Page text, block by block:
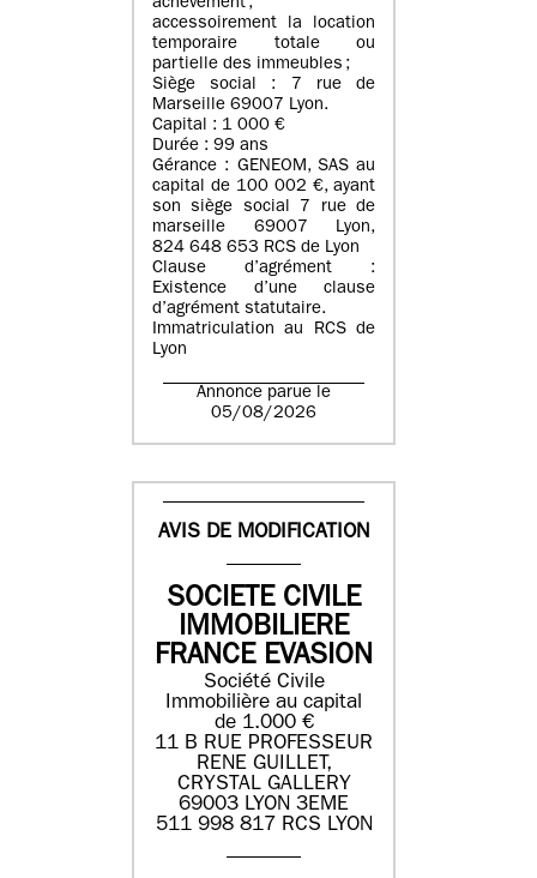
achèvement ;
accessoirement la location
temporaire totale ou
partielle des immeubles ;
Siège social : 7 rue de
Marseille 69007 Lyon.
Capital : 1 000 €
Durée : 99 ans
Gérance : GENEOM, SAS au
capital de 100 002 €, ayant
son siège social 7 rue de
marseille 69007 Lyon,
824 648 653 RCS de Lyon
Clause d’agrément :
Existence d’une clause
d’agrément statutaire.
Immatriculation au RCS de
Lyon
Annonce parue le
05/08/2026
AVIS DE MODIFICATION
SOCIETE CIVILE
IMMOBILIERE
FRANCE EVASION
Société Civile
Immobilière au capital
de 1.000 €
11 B RUE PROFESSEUR
RENE GUILLET,
CRYSTAL GALLERY
69003 LYON 3EME
511 998 817 RCS LYON